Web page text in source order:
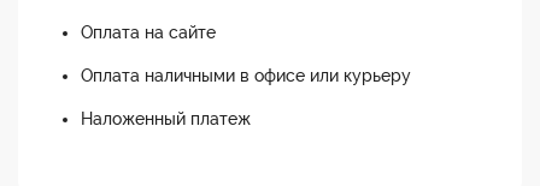
Оплата на сайте
Оплата наличными в офисе или курьеру
Наложенный платеж